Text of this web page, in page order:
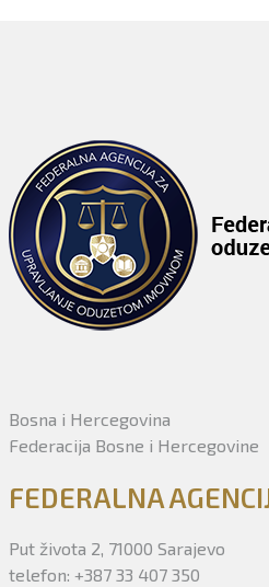
Bosna i Hercegovina
Federacija Bosne i Hercegovine
FEDERALNA
Put života 2, 71000 Sarajevo
telefon: +387 33 407 350